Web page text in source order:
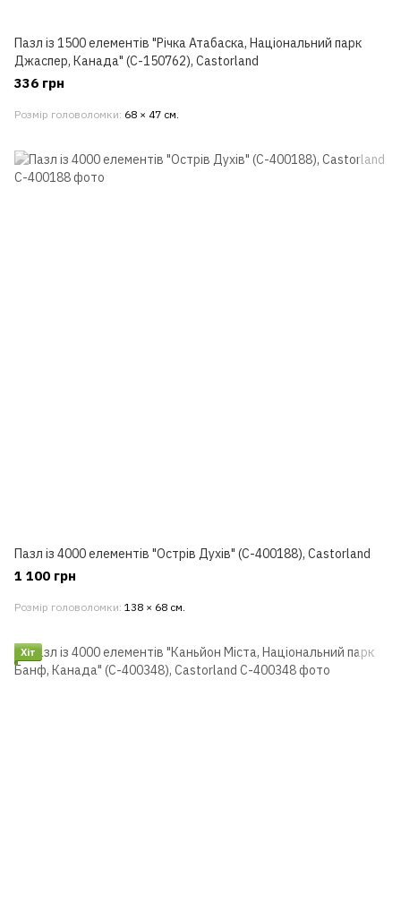
Пазл із 1500 елементів "Річка Атабаска, Національний парк
Джаспер, Канада" (C-150762), Castorland
336 грн
Розмір головоломки 68 × 47 см.
Пазл із 4000 елементів "Острів Духів" (C-400188), Castorland
1 100 грн
Розмір головоломки 138 × 68 см.
Хіт